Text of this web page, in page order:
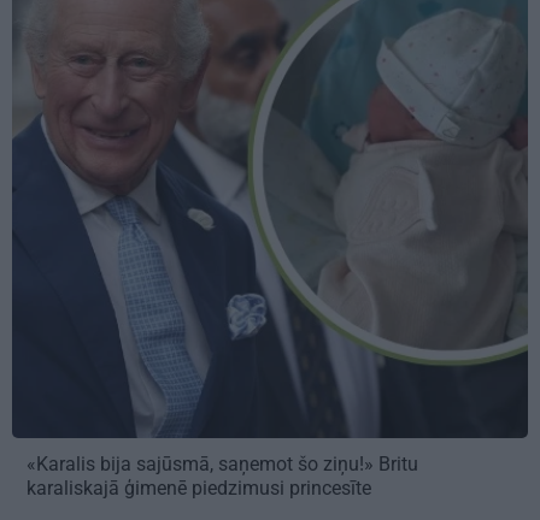
«Karalis bija sajūsmā, saņemot šo ziņu!» Britu
karaliskajā ģimenē piedzimusi princesīte